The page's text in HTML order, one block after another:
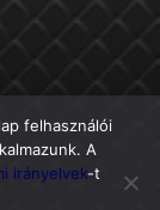
felhasználói
A
irányelvek-t